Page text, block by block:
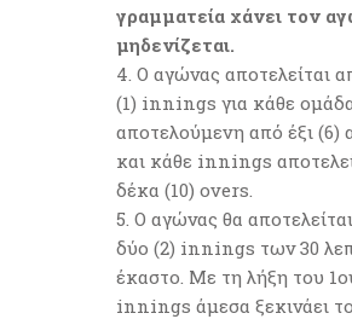
γραμματεία χάνει τον
μηδενίζεται.
Ο αγώνας αποτελείται
(1) innings για κάθε
αποτελούμενη από έξι (6)
και κάθε innings
δέκα (10) overs.
Ο αγώνας θα
δύο (2) innings των 30
έκαστο. Με τη λήξη του
innings άμεσα ξεκινάει